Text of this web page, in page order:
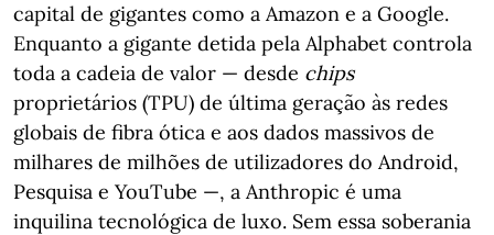
capital de gigantes como a Amazon e a Google.
Enquanto a gigante detida pela Alphabet controla
toda a cadeia de valor — desde chips
proprietários (TPU) de última geração às redes
globais de fibra ótica e aos dados massivos de
milhares de milhões de utilizadores do Android,
Pesquisa e YouTube —, a Anthropic é uma
inquilina tecnológica de luxo. Sem essa soberania